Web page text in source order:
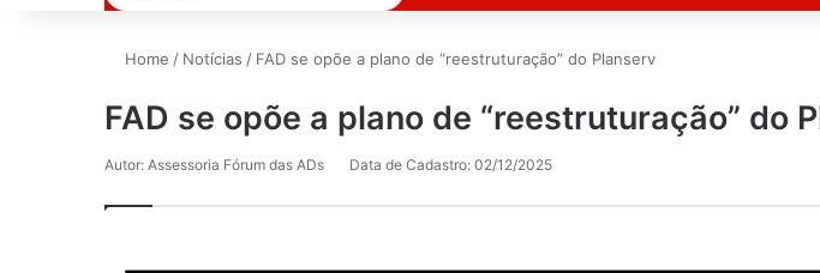
Home / Notícias / FAD se opõe a plano de “reestruturação” do Planserv
FAD se opõe a plano de “reestruturação” do
Autor: Assessoria Fórum das ADs Data de Cadastro: 02/12/2025